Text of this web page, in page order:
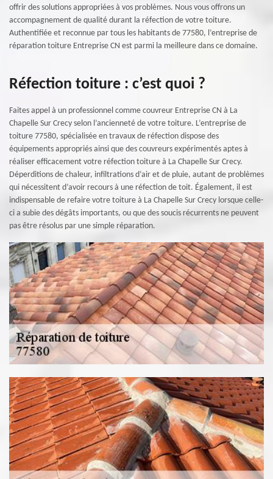
offrir des solutions appropriées à vos problèmes. Nous vous offrons un
accompagnement de qualité durant la réfection de votre toiture.
Authentifiée et reconnue par tous les habitants de 77580, l’entreprise de
réparation toiture Entreprise CN est parmi la meilleure dans ce domaine.
Réfection toiture : c’est quoi ?
Faites appel à un professionnel comme couvreur Entreprise CN à La
Chapelle Sur Crecy selon l’ancienneté de votre toiture. L’entreprise de
toiture 77580, spécialisée en travaux de réfection dispose des
équipements appropriés ainsi que des couvreurs expérimentés aptes à
réaliser efficacement votre réfection toiture à La Chapelle Sur Crecy.
Déperditions de chaleur, infiltrations d’air et de pluie, autant de problèmes
qui nécessitent d’avoir recours à une réfection de toit. Également, il est
indispensable de refaire votre toiture à La Chapelle Sur Crecy lorsque celle-
ci a subie des dégâts importants, ou que des soucis récurrents ne peuvent
pas être résolus par une simple réparation.